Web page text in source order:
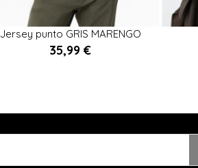
Jersey punto GRIS MARENGO
35,99 €
L XL
Añadir al carrito